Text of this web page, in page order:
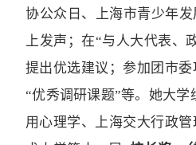
协公众日、上海市青少年
上发声；在“与人大代表、
提出优选建议；参加团市
“优秀调研课题”等。她大学
用心理学、上海交大行政